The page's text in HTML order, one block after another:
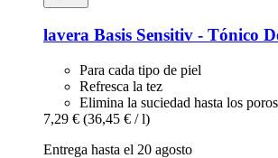
lavera Basis Sensitiv -​ Tónico
Para cada tipo de piel
Refresca la tez
Elimina la suciedad hasta los
7,29 € (36,45 € / l)
Entrega hasta el 20 agosto